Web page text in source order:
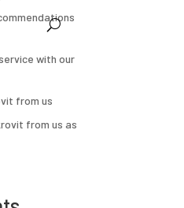
with our
from us
from us as